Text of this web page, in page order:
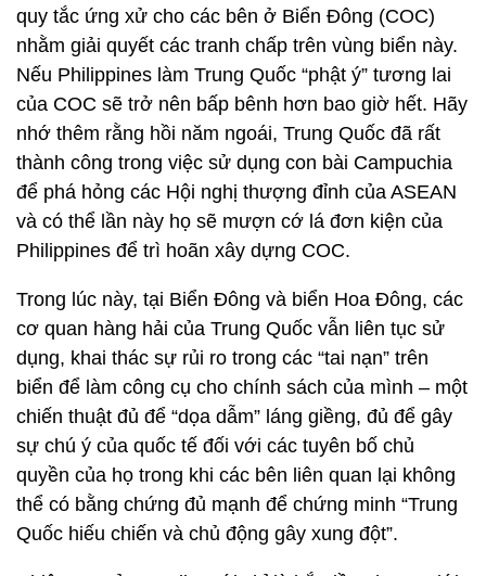
quy tắc ứng xử cho các bên ở Biển Đông (COC)
nhằm giải quyết các tranh chấp trên vùng biển này.
Nếu Philippines làm Trung Quốc “phật ý” tương lai
của COC sẽ trở nên bấp bênh hơn bao giờ hết. Hãy
nhớ thêm rằng hồi năm ngoái, Trung Quốc đã rất
thành công trong việc sử dụng con bài Campuchia
để phá hỏng các Hội nghị thượng đỉnh của ASEAN
và có thể lần này họ sẽ mượn cớ lá đơn kiện của
Philippines để trì hoãn xây dựng COC.
Trong lúc này, tại Biển Đông và biển Hoa Đông, các
cơ quan hàng hải của Trung Quốc vẫn liên tục sử
dụng, khai thác sự rủi ro trong các “tai nạn” trên
biển để làm công cụ cho chính sách của mình – một
chiến thuật đủ để “dọa dẫm” láng giềng, đủ để gây
sự chú ý của quốc tế đối với các tuyên bố chủ
quyền của họ trong khi các bên liên quan lại không
thể có bằng chứng đủ mạnh để chứng minh “Trung
Quốc hiếu chiến và chủ động gây xung đột”.